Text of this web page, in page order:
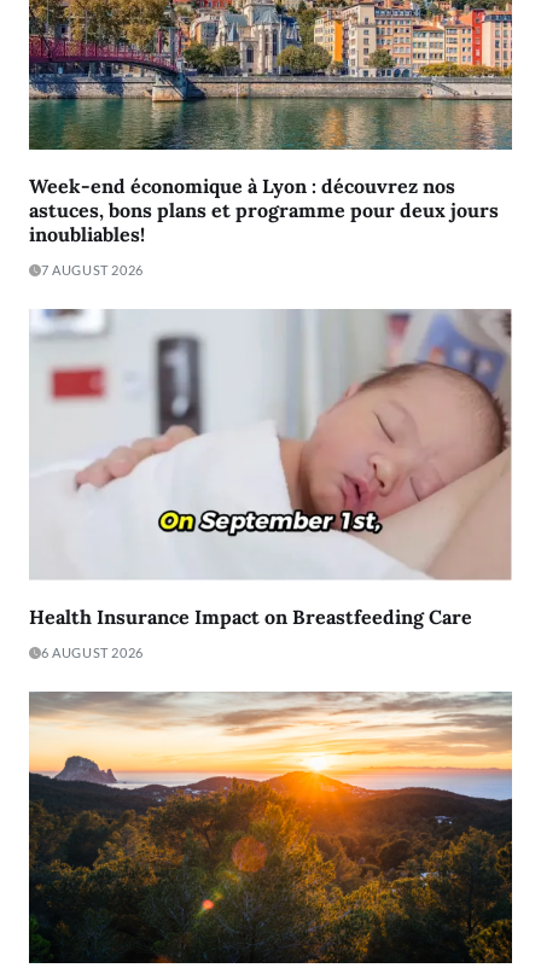
Week-end économique à Lyon : découvrez nos
astuces, bons plans et programme pour deux jours
inoubliables!
7 AUGUST 2026
Health Insurance Impact on Breastfeeding Care
6 AUGUST 2026